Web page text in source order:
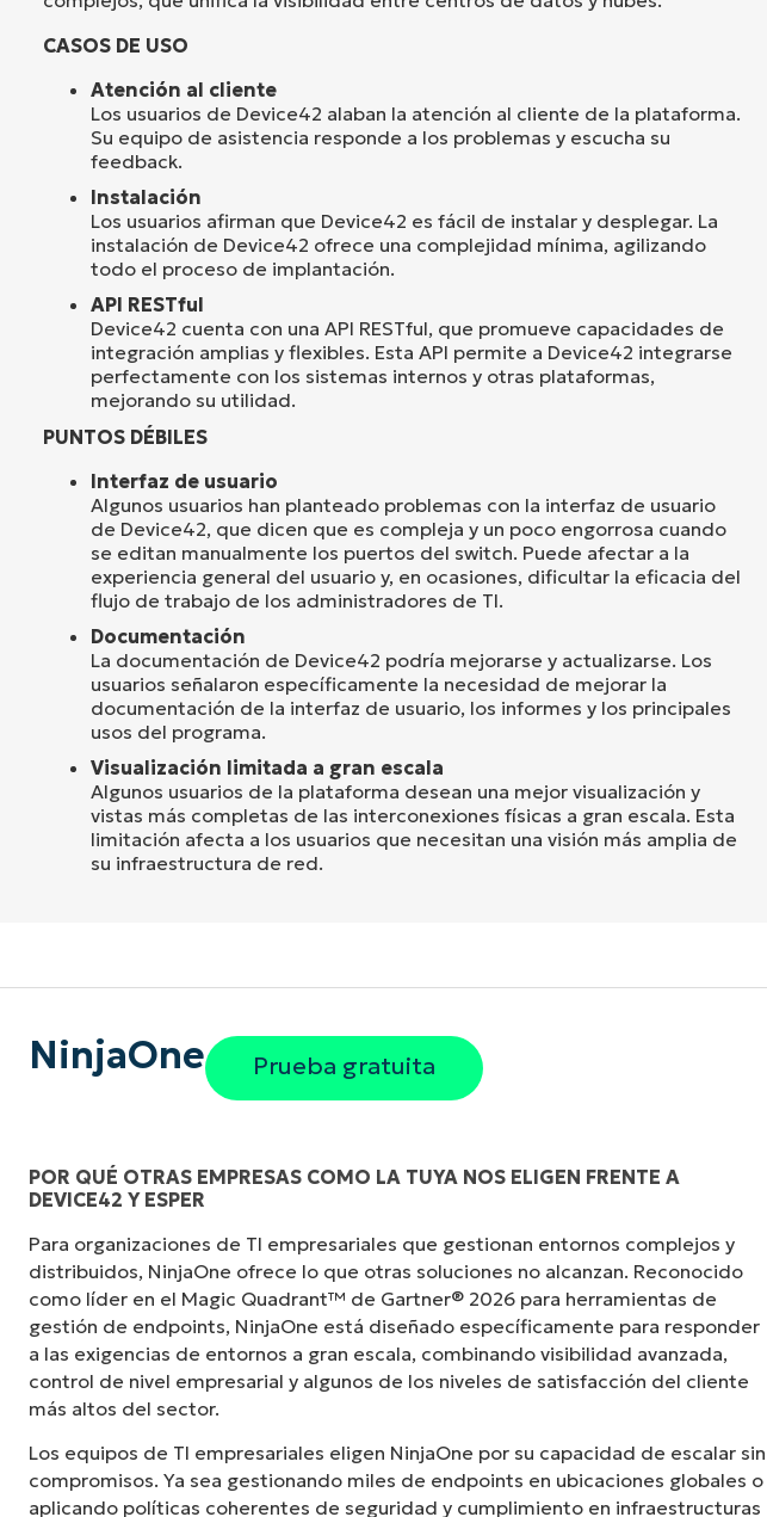
CASOS DE USO
Atención al cliente
Los usuarios de Device42 alaban la atención al cliente de la plataforma.
Su equipo de asistencia responde a los problemas y escucha su
feedback.
Instalación
Los usuarios afirman que Device42 es fácil de instalar y desplegar. La
instalación de Device42 ofrece una complejidad mínima, agilizando
todo el proceso de implantación.
API RESTful
Device42 cuenta con una API RESTful, que promueve capacidades de
integración amplias y flexibles. Esta API permite a Device42 integrarse
perfectamente con los sistemas internos y otras plataformas,
mejorando su utilidad.
PUNTOS DÉBILES
Interfaz de usuario
Algunos usuarios han planteado problemas con la interfaz de usuario
de Device42, que dicen que es compleja y un poco engorrosa cuando
se editan manualmente los puertos del switch. Puede afectar a la
experiencia general del usuario y, en ocasiones, dificultar la eficacia del
flujo de trabajo de los administradores de TI.
Documentación
La documentación de Device42 podría mejorarse y actualizarse. Los
usuarios señalaron específicamente la necesidad de mejorar la
documentación de la interfaz de usuario, los informes y los principales
usos del programa.
Visualización limitada a gran escala
Algunos usuarios de la plataforma desean una mejor visualización y
vistas más completas de las interconexiones físicas a gran escala. Esta
limitación afecta a los usuarios que necesitan una visión más amplia de
su infraestructura de red.
NinjaOne Prueba gratuita
POR QUÉ OTRAS EMPRESAS COMO LA TUYA NOS ELIGEN FRENTE A
DEVICE42 Y ESPER
Para organizaciones de TI empresariales que gestionan entornos complejos y
distribuidos, NinjaOne ofrece lo que otras soluciones no alcanzan. Reconocido
como líder en el Magic Quadrant™ de Gartner® 2026 para herramientas de
gestión de endpoints, NinjaOne está diseñado específicamente para responder
a las exigencias de entornos a gran escala, combinando visibilidad avanzada,
control de nivel empresarial y algunos de los niveles de satisfacción del cliente
más altos del sector.
Los equipos de TI empresariales eligen NinjaOne por su capacidad de escalar sin
compromisos. Ya sea gestionando miles de endpoints en ubicaciones globales o
aplicando políticas coherentes de seguridad y cumplimiento en infraestructuras
«Antes, necesitaba entre 10 y 15 herramientas diferentes para hacer lo que
NinjaOne logra en una sola interfaz centralizada. NinjaOne hace la vida
mucho más fácil».
Ernie Turner
Director de TI en